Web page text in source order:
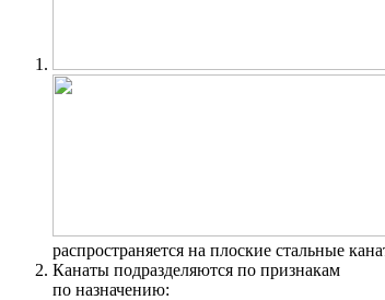
распространяется на плоские стальные
Канаты подразделяются по признакам
по назначению: